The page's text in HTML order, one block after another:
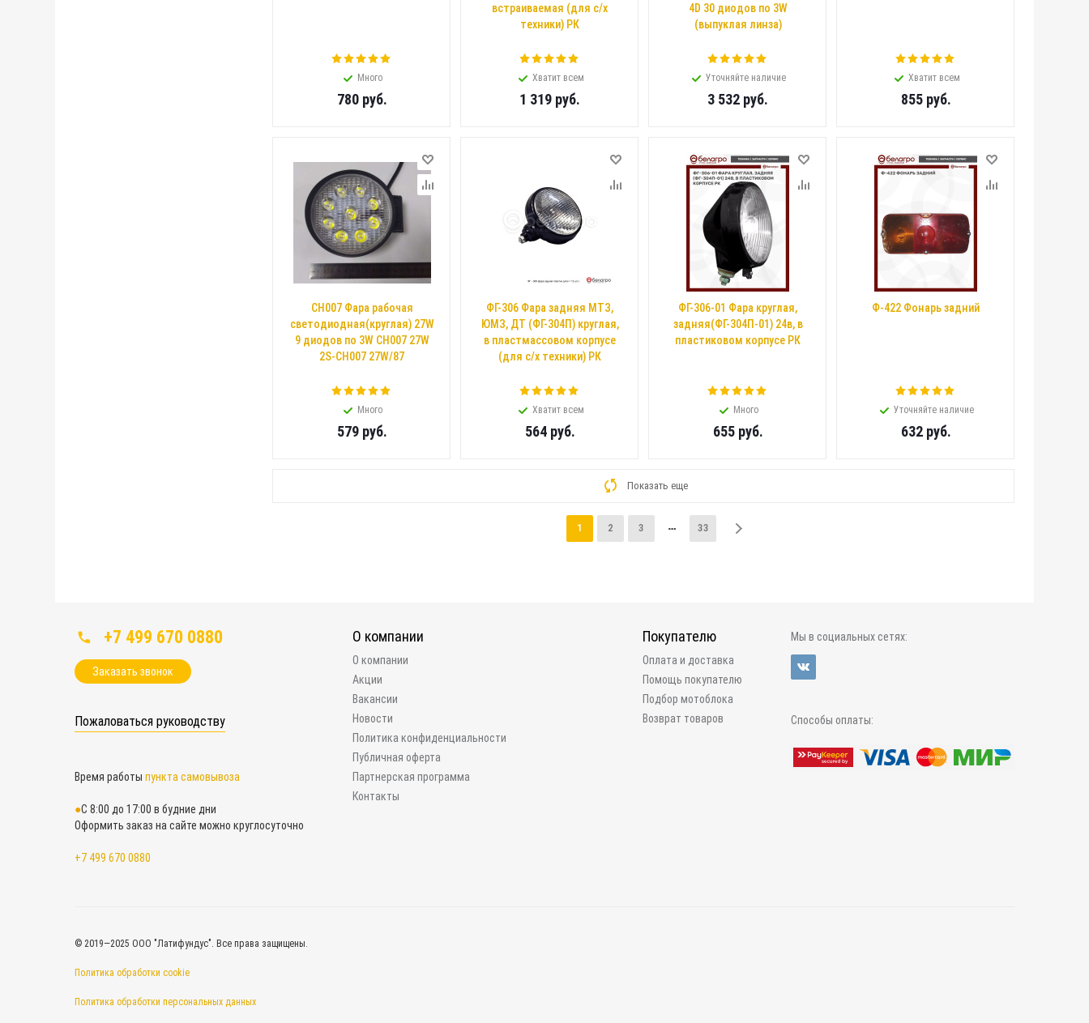
Много
780руб.
встраиваемая (для с/х
техники) РК
Хватит всем
1 319 руб.
4D 30 диодов по 3W
(выпуклая линза)
Уточняйте наличие
3 532 руб.
Хватит всем
855руб.
CH007 Фара рабочая
светодиодная(круглая) 27W
9 диодов по 3W CH007 27W
2S-CH007 27W/87
Много
579руб.
ФГ-306 Фара задняя МТЗ,
ЮМЗ, ДТ (ФГ-304П) круглая,
в пластмассовом корпусе
(для с/х техники) РК
Хватит всем
564руб.
ФГ-306-01 Фара круглая,
задняя(ФГ-304П-01) 24в, в
пластиковом корпусе РК
Много
655руб.
Ф-422 Фонарь задний
Уточняйте наличие
632руб.
Показать еще
1 2 3 33
+7 499 670 0880
Заказать звонок
Пожаловаться руководству
Время работы пункта самовывоза
С 8:00 до 17:00 в будние дни
Оформить заказ на сайте можно круглосуточно
+7 499 670 0880
О компании
О компании
Акции
Вакансии
Новости
Политика конфиденциальности
Публичная оферта
Партнерская программа
Контакты
Покупателю
Оплата и доставка
Помощь покупателю
Подбор мотоблока
Возврат товаров
Мы в социальных сетях:
Способы оплаты:
© 2019—2025 ООО "Латифундус". Все права защищены.
Политика обработки cookie
Политика обработки персональных данных